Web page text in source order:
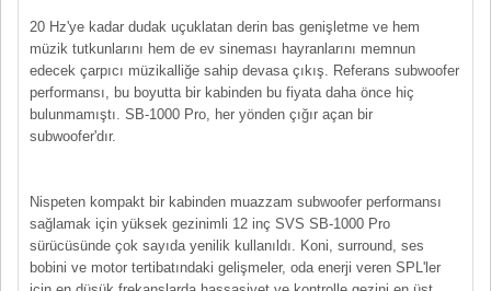
20 Hz'ye kadar dudak uçuklatan derin bas genişletme ve hem
müzik tutkunlarını hem de ev sineması hayranlarını memnun
edecek çarpıcı müzikalliğe sahip devasa çıkış. Referans subwoofer
performansı, bu boyutta bir kabinden bu fiyata daha önce hiç
bulunmamıştı. SB-1000 Pro, her yönden çığır açan bir
subwoofer'dır.
Nispeten kompakt bir kabinden muazzam subwoofer performansı
sağlamak için yüksek gezinimli 12 inç SVS SB-1000 Pro
sürücüsünde çok sayıda yenilik kullanıldı. Koni, surround, ses
bobini ve motor tertibatındaki gelişmeler, oda enerji veren SPL'ler